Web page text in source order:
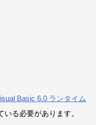
Basic 6.0 ランタイム
いる必要があります。